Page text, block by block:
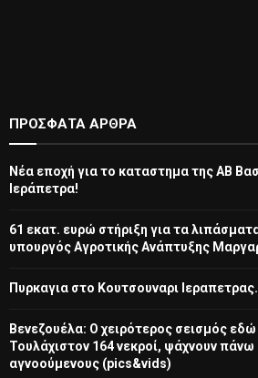
ΠΡΌΣΦΑΤΑ ΆΡΘΡΑ
Νέα εποχή για το καταστημα της ΑΒ
Ιεράπετρα!
61 εκατ. ευρώ στήριξη για τα
υπουργός Αγροτικής Ανάπτυξης
Πυρκαγια στο Κουτσουναρι Ιεραπετρας.
Βενεζουέλα: Ο χειρότερος σεισμός εδώ
Τουλάχιστον 164 νεκροί, ψάχνουν
αγνοούμενους (pics&vids)